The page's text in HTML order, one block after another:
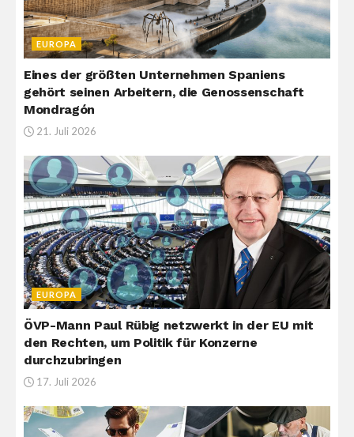
EUROPA
Eines der größten Unternehmen Spaniens
gehört seinen Arbeitern, die Genossenschaft
Mondragón
21. Juli 2026
EUROPA
ÖVP-Mann Paul Rübig netzwerkt in der EU mit
den Rechten, um Politik für Konzerne
durchzubringen
17. Juli 2026